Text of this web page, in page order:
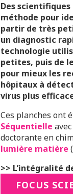
Des
méthode pour
partir de très
un diagnostic
technologie
petites, puis de
pour mieux les
hôpitaux à
virus plus
Ces planches ont
Séquentielle
doctorante en
lumière matière
>> L’intégralité
FOCUS